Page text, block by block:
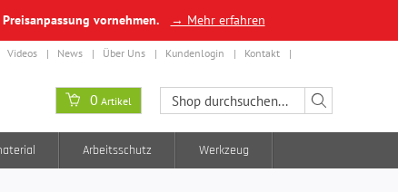
vornehmen. → Mehr erfahren
Videos News Über Uns Kundenlogin Kontakt
0 Artikel
Arbeitsschutz Werkzeug